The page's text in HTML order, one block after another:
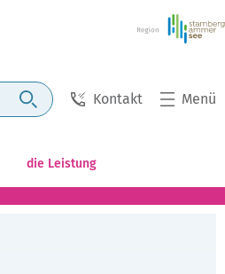
Kontakt Menü
die Leistung